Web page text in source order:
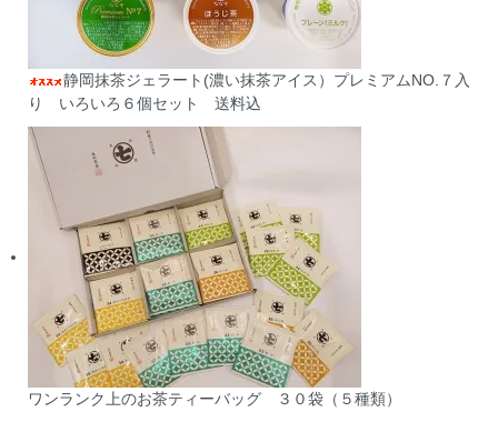
静岡抹茶ジェラート(濃い抹茶アイス）プレミアムNO.７入
り いろいろ６個セット 送料込
ワンランク上のお茶ティーバッグ ３０袋（５種類）